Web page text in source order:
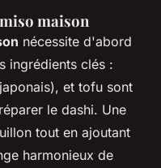
maison
nécessite d'abord
ingrédients clés :
et tofu sont
le dashi. Une
tout en ajoutant
harmonieux de